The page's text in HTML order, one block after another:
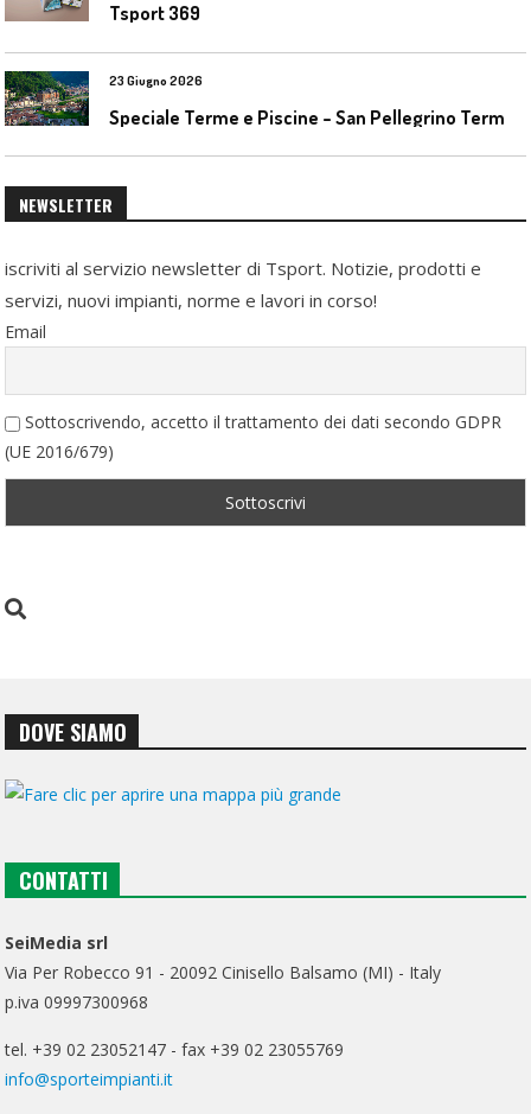
Tsport 369
23 Giugno 2026
NEWSLETTER
iscriviti al servizio newsletter di Tsport. Notizie, prodotti e
servizi, nuovi impianti, norme e lavori in corso!
Email
Sottoscrivendo, accetto il trattamento dei dati secondo GDPR
(UE 2016/679)
DOVE SIAMO
CONTATTI
SeiMedia srl
Via Per Robecco 91 - 20092 Cinisello Balsamo (MI) - Italy
p.iva 09997300968
tel. +39 02 23052147 - fax +39 02 23055769
info@sporteimpianti.it